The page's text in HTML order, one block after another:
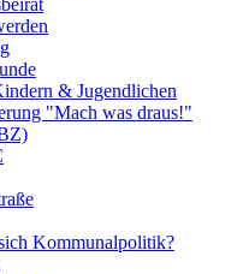
& Jugendlichen
"Mach was draus!"
Kommunalpolitik?